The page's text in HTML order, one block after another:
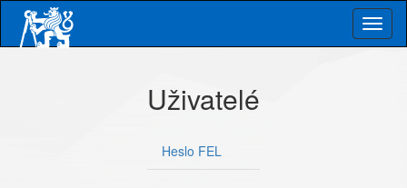
main
Uživatelé
Heslo FEL